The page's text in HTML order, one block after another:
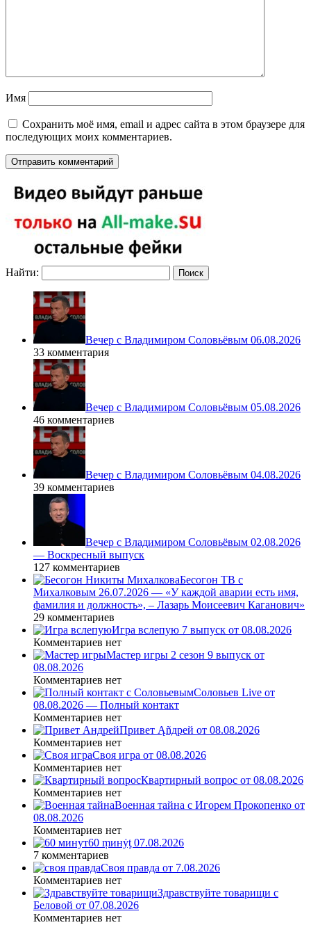
Имя
Сохранить моё имя, email и адрес сайта в этом браузере для
последующих моих комментариев.
Найти:
Вечер с Владимиром Соловьёвым 06.08.2026
33 комментария
Вечер с Владимиром Соловьёвым 05.08.2026
46 комментариев
Вечер с Владимиром Соловьёвым 04.08.2026
39 комментариев
Вечер с Владимиром Соловьёвым 02.08.2026
— Воскресный выпуск
127 комментариев
Бесогон ТВ с
Михалковым 26.07.2026 — «У каждой аварии есть имя,
фамилия и должность», – Лазарь Моисеевич Каганович»
29 комментариев
Игра вслепую 7 выпуск от 08.08.2026
Комментариев нет
Мастер игры 2 сезон 9 выпуск от
08.08.2026
Комментариев нет
Соловьев Live от
08.08.2026 — Полный контакт
Комментариев нет
Привет Ąñдpей от 08.08.2026
Комментариев нет
Своя игра от 08.08.2026
Комментариев нет
Квартирный вопрос от 08.08.2026
Комментариев нет
Военная тайна с Игорем Прокопенко от
08.08.2026
Комментариев нет
60 ṃинẏƫ 07.08.2026
7 комментариев
Своя правда от 7.08.2026
Комментариев нет
Здравствуйте товарищи с
Беловой от 07.08.2026
Комментариев нет